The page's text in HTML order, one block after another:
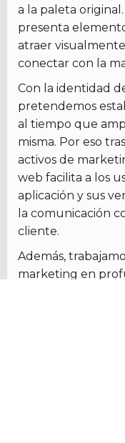
a la paleta
presenta
atraer
conectar con la
Con la identidad
pretendemos
al tiempo que
misma. Por eso
activos de
web facilita a los
aplicación y sus
la comunicación
cliente.
Además,
marketing en